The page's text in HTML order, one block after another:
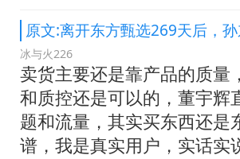
原文:离开东方甄选269天后，
冰与火226
卖货主要还是靠产品的质量
和质控还是可以的，董宇辉
题和流量，其实买东西还是
谱，我是真实用户，实话实